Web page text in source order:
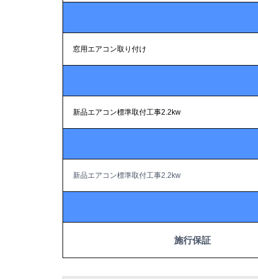
窓用エアコン取り付け
新品エアコン標準取付工事2.2kw
新品エアコン標準取付工事2.2kw
施行保証